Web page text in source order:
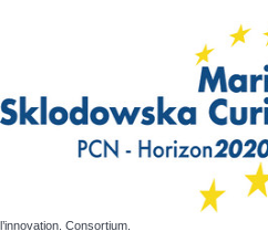
l’innovation. Consortium.